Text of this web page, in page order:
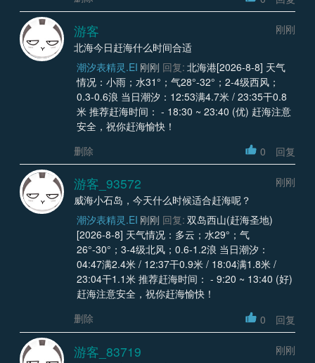
游客
刚刚
北海今日赶海什么时间合适
潮汐表精灵.EI 刚刚 回复: 北海港[2026-8-8] 天气
情况：小雨；水31°；气28°-32°；2-4级西风；
0.3-0.6浪 当日潮汐：12:53满4.7米 / 23:35干0.8
米 推荐赶海时间： - 18:30 ~ 23:40 (优) 赶海注意
安全，祝你赶海愉快！
删除
0 回复
游客_93572
刚刚
威海小石岛，今天什么时候适合赶海呢？
潮汐表精灵.EI 刚刚 回复: 双岛西山(赶海圣地)
[2026-8-8] 天气情况：多云；水29°；气
26°-30°；3-4级北风；0.6-1.2浪 当日潮汐：
04:47满2.4米 / 12:37干0.9米 / 18:04满1.8米 /
23:04干1.1米 推荐赶海时间： - 9:20 ~ 13:40 (好)
赶海注意安全，祝你赶海愉快！
删除
0 回复
游客_83719
刚刚